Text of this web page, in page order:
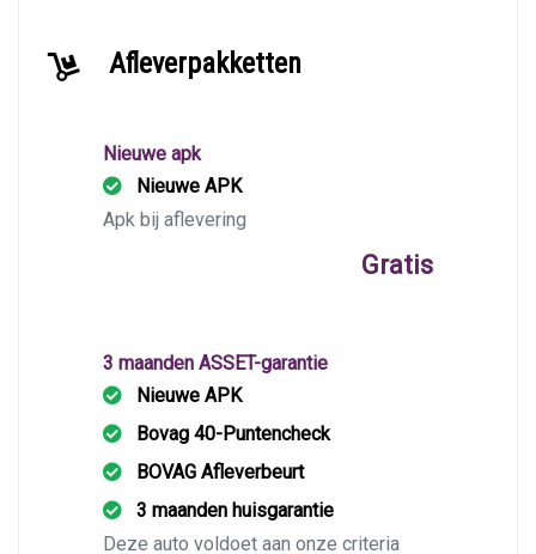
Afleverpakketten
Nieuwe apk
Nieuwe APK
Apk bij aflevering
Gratis
3 maanden ASSET-garantie
Nieuwe APK
Bovag 40-Puntencheck
BOVAG Afleverbeurt
3 maanden huisgarantie
Deze auto voldoet aan onze criteria